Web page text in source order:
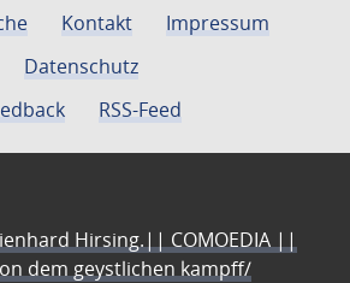
Kontakt
Impressum
Datenschutz
RSS-Feed
Hirsing.|| COMOEDIA ||
dem geystlichen kampff/